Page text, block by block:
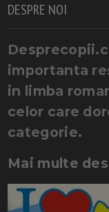
DESPRE NOI
importanta
in limba
celor care
categorie.
Mai multe